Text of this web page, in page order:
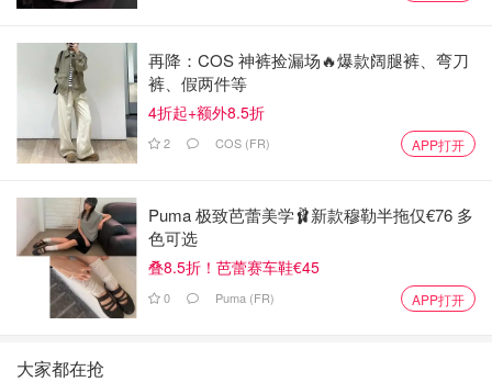
再降：COS 神裤捡漏场🔥爆款阔腿裤、弯刀
裤、假两件等
4折起+额外8.5折
2 COS (FR) APP打开
Puma 极致芭蕾美学🩰新款穆勒半拖仅€76 多
色可选
叠8.5折！芭蕾赛车鞋€45
0 Puma (FR) APP打开
大家都在抢